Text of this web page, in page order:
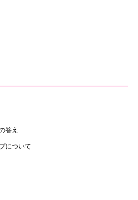
答え
について